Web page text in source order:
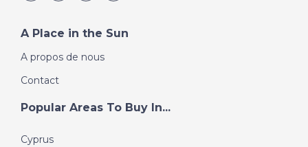
A Place in the Sun
A propos de nous
Contact
Popular Areas To Buy In...
Cyprus